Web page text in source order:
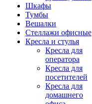
Шкафы
Тумбы
Вешалки
Стеллажи офисные
Кресла и стулья
Кресла для
оператора
Кресла для
посетителей
Кресла для
домашнего